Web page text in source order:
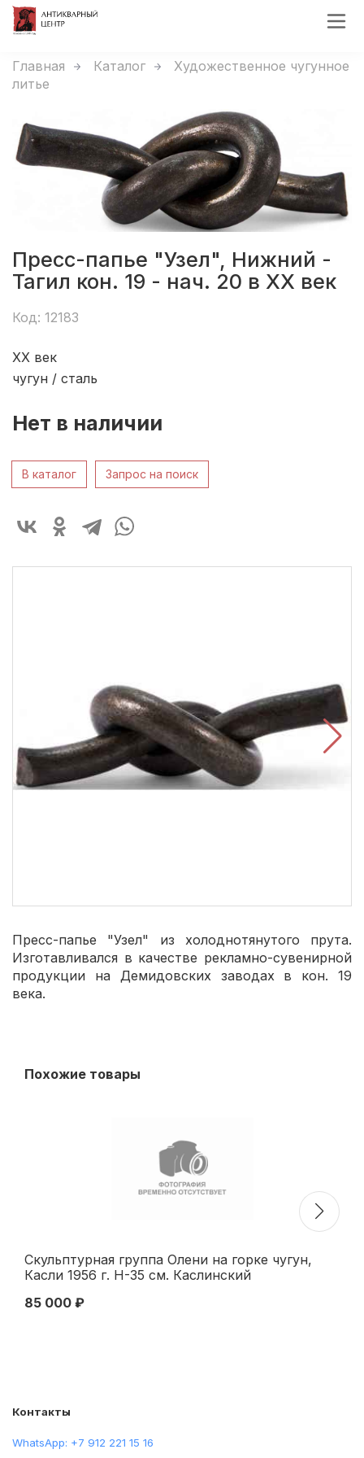
Главная Каталог
Художественное чугунное
литье
Пресс-папье "Узел", Нижний -
Тагил кон. 19 - нач. 20 в ХХ век
Код: 12183
ХХ век
чугун / сталь
Нет в наличии
В каталог Запрос на поиск
Пресс-папье "Узел" из холоднотянутого прута.
Изготавливался в качестве рекламно-сувенирной
продукции на Демидовских заводах в кон. 19
века.
Похожие товары
Скульптурная группа Олени на горке чугун,
Касли 1956 г. Н-35 см. Каслинский
85 000 ₽
Контакты
WhatsApp: +7 912 221 15 16